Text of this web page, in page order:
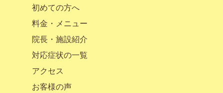
初めての方へ
料金・メニュー
院長・施設紹介
対応症状の一覧
アクセス
お客様の声